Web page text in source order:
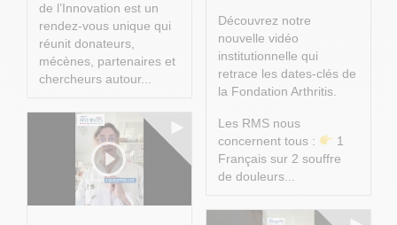
de l’Innovation est un
rendez-vous unique qui
réunit donateurs,
mécènes, partenaires et
chercheurs autour...
Découvrez notre
nouvelle vidéo
institutionnelle qui
retrace les dates-clés de
la Fondation Arthritis.
Les RMS nous
concernent tous :
1
Français sur 2 souffre
de douleurs...